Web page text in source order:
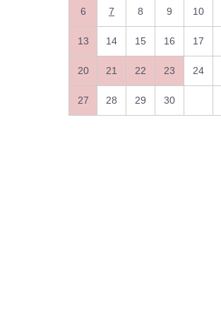
6 7 8 9 10
13 14 15 16 17
20 21 22 23 24
27 28 29 30